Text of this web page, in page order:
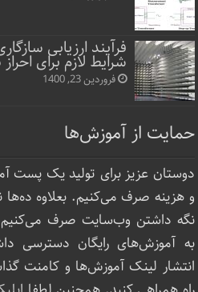
فرآیند ارزیابی
شرایط لازم برای
فروردین 23, 1400
حمایت از آموزش‌ها
دوستان عزیز برای تولید یک
و هزینه صرف می‌کنیم. بعلاوه ده‌ها
نگه داشتن وب‌سایت صرف ‌می‌کنیم
به آموزش‌های رایگان دسترسی
انتشار لینک‌ آموزش‌ها و کامنت